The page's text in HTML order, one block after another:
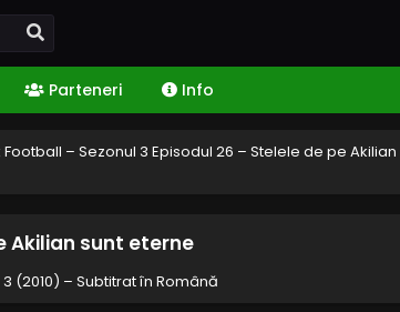
Parteneri Info
– Sezonul 3 Episodul 26 – Stelele de pe Akilian
Akilian sunt eterne
(2010) – Subtitrat în Română